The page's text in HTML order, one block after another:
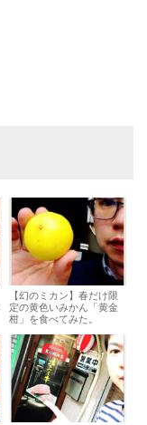
【幻のミカン】春だけ限
定の黄色いみかん「黄金
柑」を食べてみた。